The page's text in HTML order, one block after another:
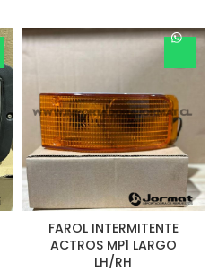
FAROL INTERMITENTE
ACTROS MP1 LARGO
LH/RH